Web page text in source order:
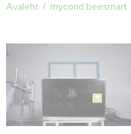
Avaleht / mycond beesmart